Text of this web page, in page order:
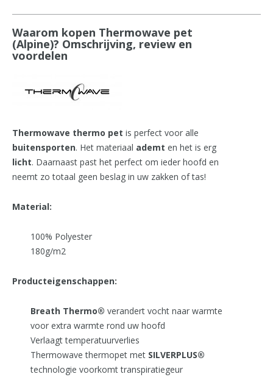
Waarom kopen Thermowave pet
(Alpine)? Omschrijving, review en
voordelen
Thermowave thermo pet is perfect voor alle
buitensporten. Het materiaal ademt en het is erg
licht. Daarnaast past het perfect om ieder hoofd en
neemt zo totaal geen beslag in uw zakken of tas!
Material:
100% Polyester
180g/m2
Producteigenschappen:
Breath Thermo® verandert vocht naar warmte
voor extra warmte rond uw hoofd
Verlaagt temperatuurverlies
Thermowave thermopet met SILVERPLUS®
technologie voorkomt transpiratiegeur